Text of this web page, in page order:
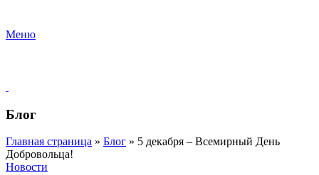
Меню
Блог
Главная страница » Блог » 5 декабря – Всемирный День
Добровольца!
Новости